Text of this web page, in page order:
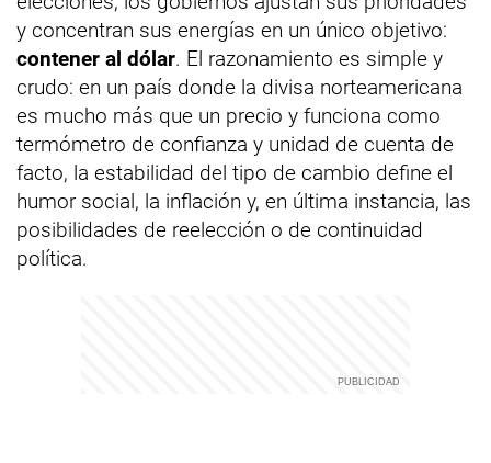
y concentran sus energías en un único objetivo:
contener al dólar. El razonamiento es simple y
crudo: en un país donde la divisa norteamericana
es mucho más que un precio y funciona como
termómetro de confianza y unidad de cuenta de
facto, la estabilidad del tipo de cambio define el
humor social, la inflación y, en última instancia, las
posibilidades de reelección o de continuidad
política.